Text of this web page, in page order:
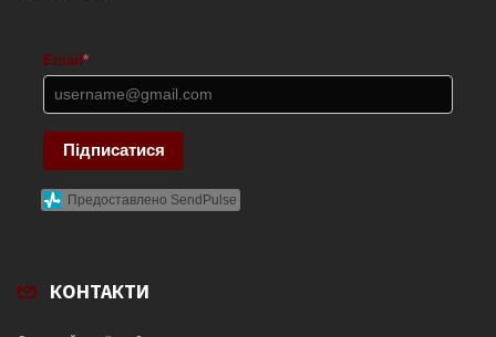
Email *
Підписатися
Предоставлено SendPulse
КОНТАКТИ